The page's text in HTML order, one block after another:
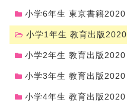
小学6年生 東京書籍2020
小学1年生 教育出版2020
小学2年生 教育出版2020
小学3年生 教育出版2020
小学4年生 教育出版2020